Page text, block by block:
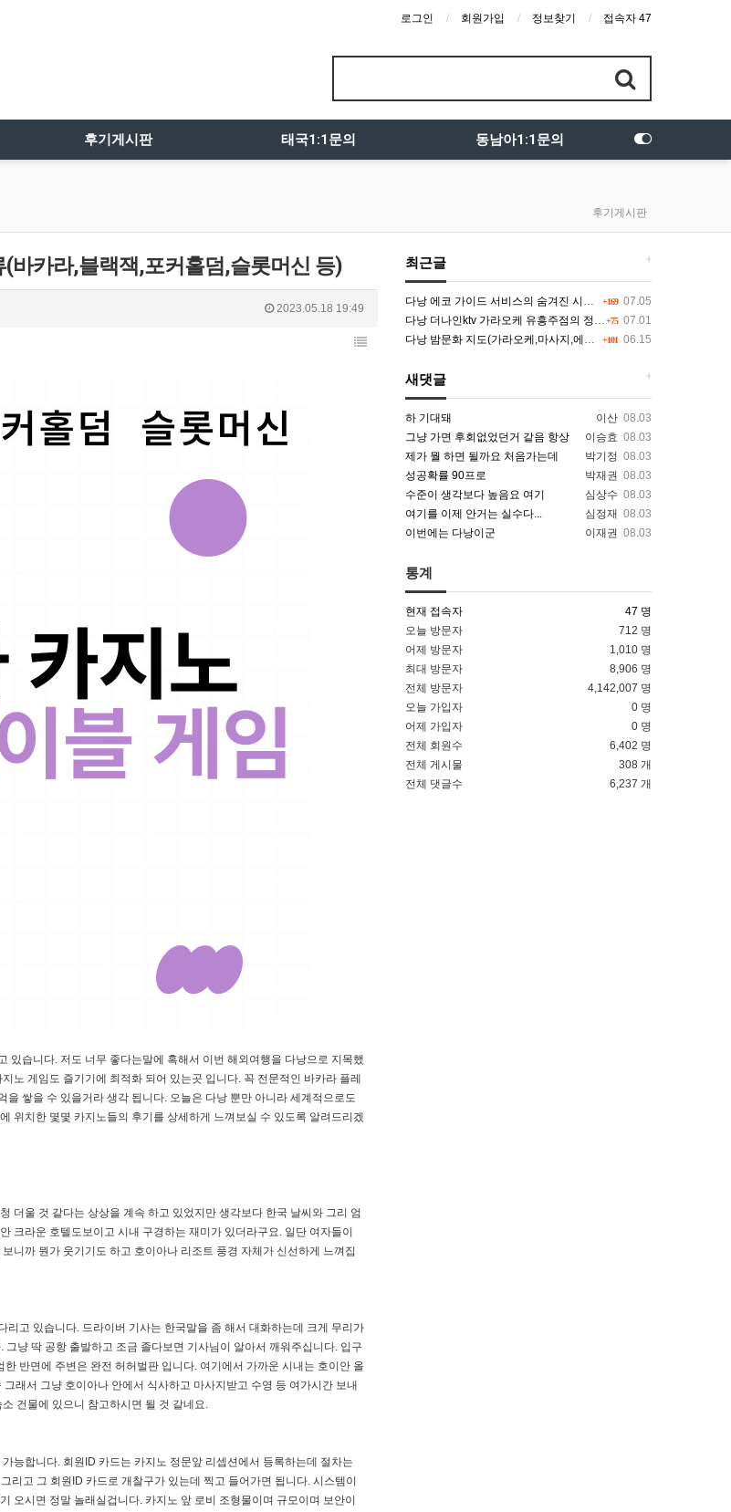
로그인 회원가입 정보찾기 접속자 47
후기게시판 태국1:1문의 동남아1:1문의
후기게시판
바카라,블랙잭,포커홀덤,슬롯머신 등)
2023.05.18 19:49
있습니다. 저도 너무 좋다는말에 혹해서 이번 해외여행을 다낭으로 지목했
노 게임도 즐기기에 최적화 되어 있는곳 입니다. 꼭 전문적인 바카라 플레
쌓을 수 있을거라 생각 됩니다. 오늘은 다낭 뿐만 아니라 세계적으로도
위치한 몇몇 카지노들의 후기를 상세하게 느껴보실 수 있도록 알려드리겠
더울 것 같다는 상상을 계속 하고 있었지만 생각보다 한국 날씨와 그리 엄
크라운 호텔도보이고 시내 구경하는 재미가 있더라구요. 일단 여자들이
니까 뭔가 웃기기도 하고 호이아나 리조트 풍경 자체가 신선하게 느껴집
고 있습니다. 드라이버 기사는 한국말을 좀 해서 대화하는데 크게 무리가
냥 딱 공항 출발하고 조금 졸다보면 기사님이 알아서 깨워주십니다. 입구
반면에 주변은 완전 허허벌판 입니다. 여기에서 가까운 시내는 호이안 올
래서 그냥 호이아나 안에서 식사하고 마사지받고 수영 등 여가시간 보내
건물에 있으니 참고하시면 될 것 같네요.
능합니다. 회원ID 카드는 카지노 정문앞 리셉션에서 등록하는데 절차는
고 그 회원ID 카드로 개찰구가 있는데 찍고 들어가면 됩니다. 시스템이
오시면 정말 놀래실겁니다. 카지노 앞 로비 조형물이며 규모이며 보안이
+
최근글
+169 07.05
다낭 에코 가이드 서비스의 숨겨진 시스템과 다채로운 인력 풀의 진실
+75 07.01
다낭 더나인ktv 가라오케 유흥주점의 정석을 찾고 있다면 여기
+101 06.15
다낭 밤문화 지도(가라오케,마사지,에코걸,토킹바,클럽) 유흥별 가격 및 후기공유
+
새댓글
이산 08.03
하 기대돼
이승효 08.03
그냥 가면 후회없었던거 같음 항상
박기정 08.03
제가 뭘 하면 될까요 처음가는데
박재권 08.03
성공확률 90프로
심상수 08.03
수준이 생각보다 높음요 여기
심정재 08.03
여기를 이제 안거는 실수다...
이재권 08.03
이번에는 다낭이군
통계
현재 접속자
47 명
오늘 방문자
712 명
어제 방문자
1,010 명
최대 방문자
8,906 명
전체 방문자
4,142,007 명
오늘 가입자
0 명
어제 가입자
0 명
전체 회원수
6,402 명
전체 게시물
308 개
전체 댓글수
6,237 개